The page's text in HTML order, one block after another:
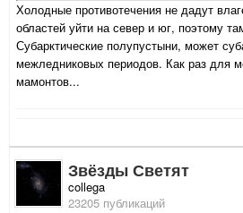
Холодные противотечения не дадут
областей уйти на север и юг, поэтому
Субарктические полупустыни, может
межледниковых периодов. Как раз для
мамонтов...
Звёзды Светят
collega
23205 публикаций